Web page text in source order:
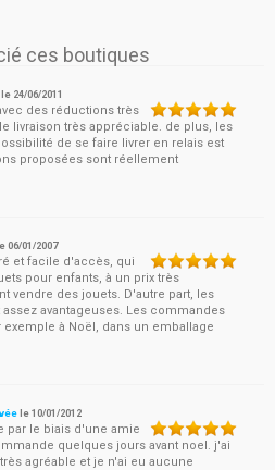
ces boutiques
le 24/06/2011
des réductions très
livraison très appréciable. de plus, les
de se faire livrer en relais est
proposées sont réellement
le06/01/2007
et facile d'accès, qui
pour enfants, à un prix très
vendre des jouets. D'autre part, les
avantageuses. Les commandes
à Noël, dans un emballage
le10/01/2012
par le biais d'une amie
quelques jours avant noel. j'ai
agréable et je n'ai eu aucune